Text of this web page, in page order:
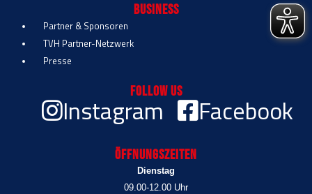
Business
Partner & Sponsoren
TVH Partner-Netzwerk
Presse
Follow Us
Instagram Facebook
Öffnungszeiten
Dienstag
09.00-12.00 Uhr